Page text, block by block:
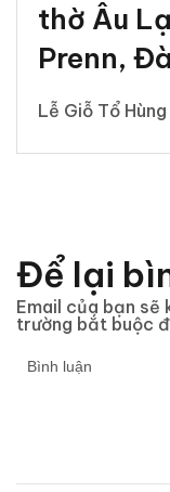
thờ Âu
Prenn,
Lễ Giỗ Tổ
Để lại
Email của bạn sẽ
trường bắt buộc